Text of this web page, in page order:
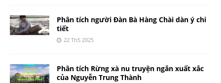
Phân tích người Đàn Bà Hàng Chài dàn ý chi
tiết
22 Th5 2025
Phân tích Rừng xà nu truyện ngắn xuất xắc
của Nguyễn Trung Thành